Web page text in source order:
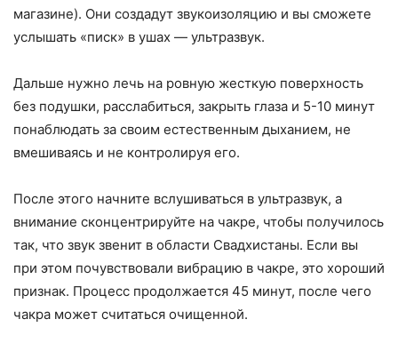
магазине). Они создадут звукоизоляцию и вы сможете
услышать «писк» в ушах — ультразвук.
Дальше нужно лечь на ровную жесткую поверхность
без подушки, расслабиться, закрыть глаза и 5-10 минут
понаблюдать за своим естественным дыханием, не
вмешиваясь и не контролируя его.
После этого начните вслушиваться в ультразвук, а
внимание сконцентрируйте на чакре, чтобы получилось
так, что звук звенит в области Свадхистаны. Если вы
при этом почувствовали вибрацию в чакре, это хороший
признак. Процесс продолжается 45 минут, после чего
чакра может считаться очищенной.